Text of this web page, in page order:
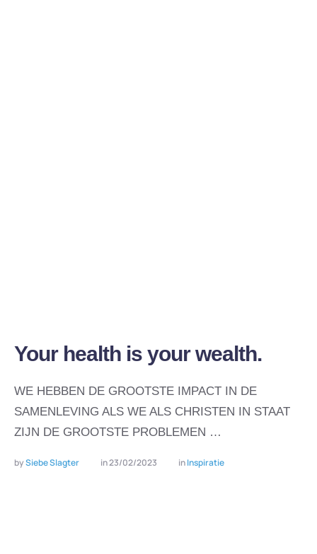
Your health is your wealth.
WE HEBBEN DE GROOTSTE IMPACT IN DE
SAMENLEVING ALS WE ALS CHRISTEN IN STAAT
ZIJN DE GROOTSTE PROBLEMEN …
by Siebe Slagter in 23/02/2023 in Inspiratie